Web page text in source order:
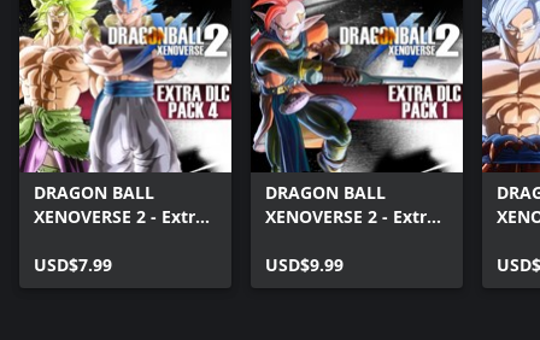
DRAGON BALL
XENOVERSE 2 - Extra
USD$7.99
DRAGON BALL
XENOVERSE 2 - Extra
USD$9.99